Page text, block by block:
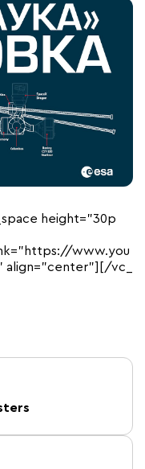
height=”30p
www.you
align=”center”][/vc_